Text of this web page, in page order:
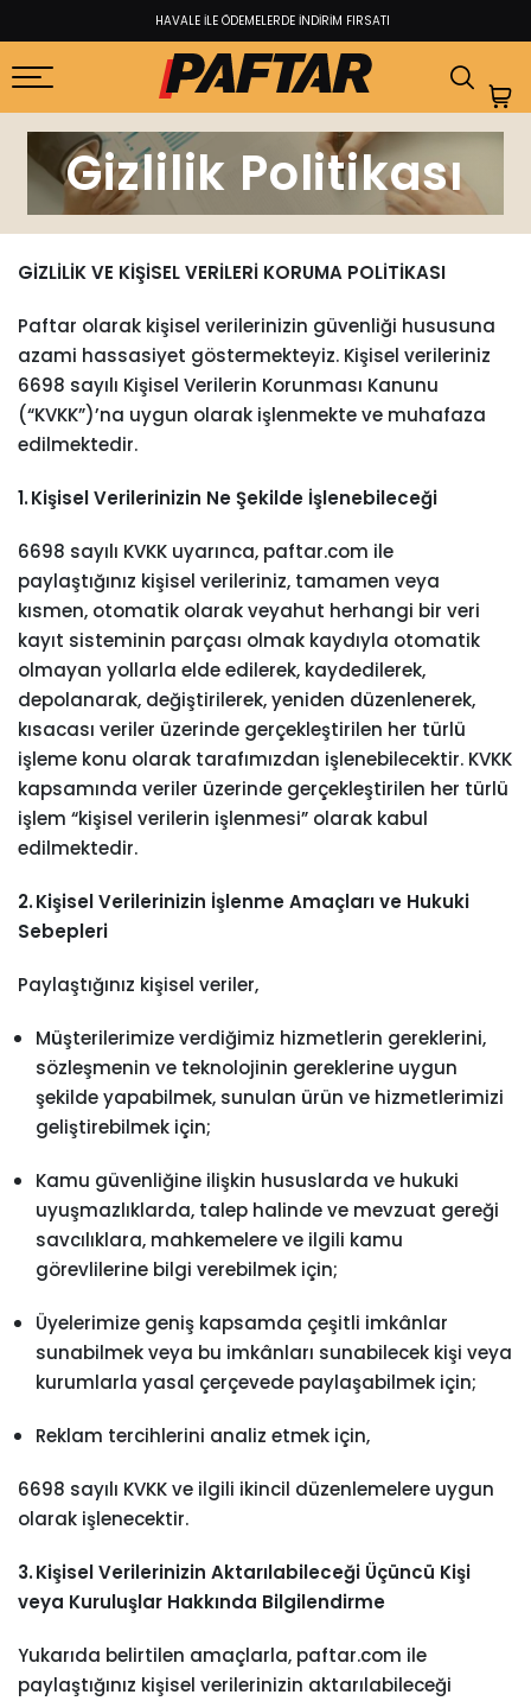
HAVALE İLE ÖDEMELERDE İNDİRİM FIRSATI​
Gizlilik Politikası
GİZLİLİK VE KİŞİSEL VERİLERİ KORUMA POLİTİKASI
Paftar olarak kişisel verilerinizin güvenliği hususuna
azami hassasiyet göstermekteyiz. Kişisel verileriniz
6698 sayılı Kişisel Verilerin Korunması Kanunu
(“KVKK”)’na uygun olarak işlenmekte ve muhafaza
edilmektedir.
1. Kişisel Verilerinizin Ne Şekilde İşlenebileceği
6698 sayılı KVKK uyarınca, paftar.com ile
paylaştığınız kişisel verileriniz, tamamen veya
kısmen, otomatik olarak veyahut herhangi bir veri
kayıt sisteminin parçası olmak kaydıyla otomatik
olmayan yollarla elde edilerek, kaydedilerek,
depolanarak, değiştirilerek, yeniden düzenlenerek,
kısacası veriler üzerinde gerçekleştirilen her türlü
işleme konu olarak tarafımızdan işlenebilecektir. KVKK
kapsamında veriler üzerinde gerçekleştirilen her türlü
işlem “kişisel verilerin işlenmesi” olarak kabul
edilmektedir.
2. Kişisel Verilerinizin İşlenme Amaçları ve Hukuki
Sebepleri
Paylaştığınız kişisel veriler,
Müşterilerimize verdiğimiz hizmetlerin gereklerini,
sözleşmenin ve teknolojinin gereklerine uygun
şekilde yapabilmek, sunulan ürün ve hizmetlerimizi
geliştirebilmek için;
Kamu güvenliğine ilişkin hususlarda ve hukuki
uyuşmazlıklarda, talep halinde ve mevzuat gereği
savcılıklara, mahkemelere ve ilgili kamu
görevlilerine bilgi verebilmek için;
Üyelerimize geniş kapsamda çeşitli imkânlar
sunabilmek veya bu imkânları sunabilecek kişi veya
kurumlarla yasal çerçevede paylaşabilmek için;
Reklam tercihlerini analiz etmek için,
6698 sayılı KVKK ve ilgili ikincil düzenlemelere uygun
olarak işlenecektir.
3. Kişisel Verilerinizin Aktarılabileceği Üçüncü Kişi
veya Kuruluşlar Hakkında Bilgilendirme
Yukarıda belirtilen amaçlarla, paftar.com ile
paylaştığınız kişisel verilerinizin aktarılabileceği